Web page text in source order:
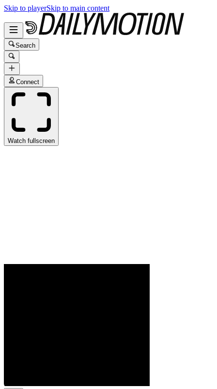
Skip to playerSkip to main content
Search
Connect
Watch fullscreen